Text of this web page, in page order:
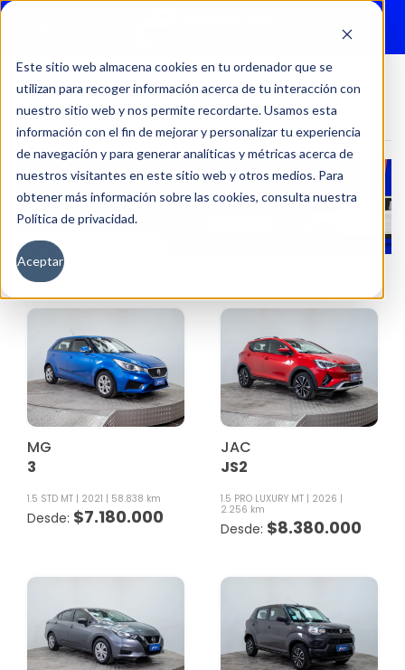
Este sitio web almacena cookies en tu ordenador que se
utilizan para recoger información acerca de tu interacción con
nuestro sitio web y nos permite recordarte. Usamos esta
información con el fin de mejorar y personalizar tu experiencia
de navegación y para generar analíticas y métricas acerca de
nuestros visitantes en este sitio web y otros medios. Para
obtener más información sobre las cookies, consulta nuestra
Política de privacidad.
Aceptar
Inicio Autos Usados Página 2
396 Vehículos publicados
MG
3
1.5 STD MT 2021 58.838 km
$7.180.000
JAC
JS2
1.5 PRO LUXURY MT
2026
2.256 km
$8.380.000